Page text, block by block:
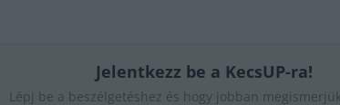
Jelentkezz be a KecsUP-ra!
Lépj be a beszélgetéshez és hogy jobban